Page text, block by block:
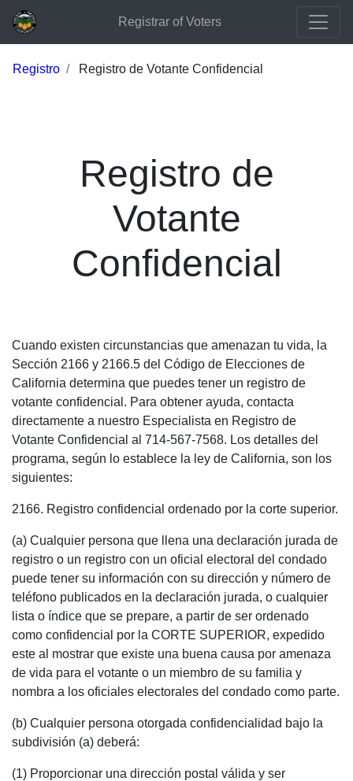
Registrar of Voters
Registro Registro de Votante Confidencial
Registro de
Votante
Confidencial
Cuando existen circunstancias que amenazan tu vida, la
Sección 2166 y 2166.5 del Código de Elecciones de
California determina que puedes tener un registro de
votante confidencial. Para obtener ayuda, contacta
directamente a nuestro Especialista en Registro de
Votante Confidencial al 714-567-7568. Los detalles del
programa, según lo establece la ley de California, son los
siguientes:
2166. Registro confidencial ordenado por la corte superior.
(a) Cualquier persona que llena una declaración jurada de
registro o un registro con un oficial electoral del condado
puede tener su información con su dirección y número de
teléfono publicados en la declaración jurada, o cualquier
lista o índice que se prepare, a partir de ser ordenado
como confidencial por la CORTE SUPERIOR, expedido
este al mostrar que existe una buena causa por amenaza
de vida para el votante o un miembro de su familia y
nombra a los oficiales electorales del condado como parte.
(b) Cualquier persona otorgada confidencialidad bajo la
subdivisión (a) deberá:
(1) Proporcionar una dirección postal válida y ser